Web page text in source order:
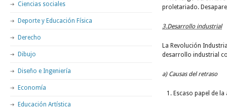
proletariado.
3.Desarrollo industrial
La Revolución
desarrollo industrial
a) Causas del retraso
1. Escaso papel de
Ciencias sociales
Deporte y Educación Física
Derecho
Dibujo
Diseño e Ingeniería
Economía
Educación Artística